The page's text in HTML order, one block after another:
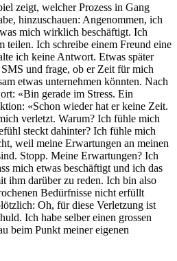
zeigt, welcher Prozess in Gang
hinzuschauen: Angenommen, ich
mich wirklich beschäftigt. Ich
teilen. Ich schreibe einem Freund eine
ich keine Antwort. Etwas später
und frage, ob er Zeit für mich
etwas unternehmen könnten. Nach
«Bin gerade im Stress. Ein
«Schon wieder hat er keine Zeit.
verletzt. Warum? Ich fühle mich
steckt dahinter? Ich fühle mich
weil meine Erwartungen an meinen
Stopp. Meine Erwartungen? Ich
mich etwas beschäftigt und ich das
ihm darüber zu reden. Ich bin also
Bedürfnisse nicht erfüllt
Oh, für diese Verletzung ist
Ich habe selber einen grossen
beim Punkt meiner eigenen